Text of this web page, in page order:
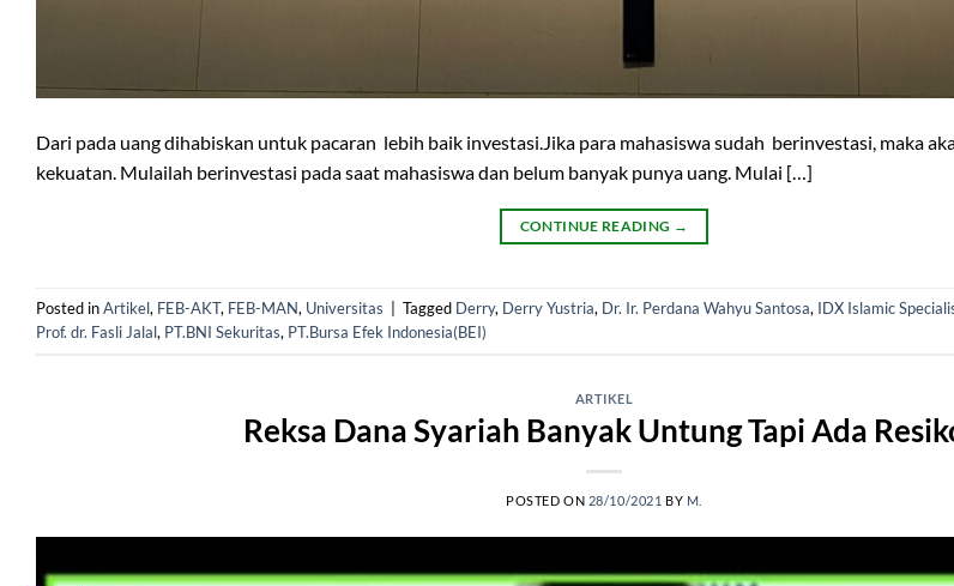
Dari pada uang dihabiskan untuk pacaran lebih baik investasi.Jika para mahasiswa sudah berinvestasi, maka
kekuatan. Mulailah berinvestasi pada saat mahasiswa dan belum banyak punya uang. Mulai […]
CONTINUE READING →
Posted inArtikel, FEB-AKT, FEB-MAN, Universitas Tagged Derry, Derry Yustria, Dr. Ir. Perdana Wahyu Santosa, IDX Islamic
Prof. dr. Fasli Jalal, PT.BNI Sekuritas, PT.Bursa Efek Indonesia(BEI)
ARTIKEL
Reksa Dana Syariah Banyak Untung Tapi Ada
POSTED ON 28/10/2021 BY M.